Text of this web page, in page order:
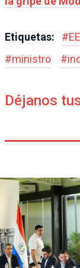
Etiquetas: #
#ministro #
Déjanos